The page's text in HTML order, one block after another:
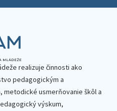
realizuje činnosti ako
pedagogickým a
metodické usmerňovanie škôl a
výskum,